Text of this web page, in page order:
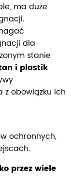
ma duże
dla
stanie
i plastik
z obowiązku ich
ochronnych,
przez wiele